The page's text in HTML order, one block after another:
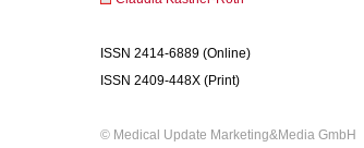
ISSN 2414-6889 (Online)
ISSN 2409-448X (Print)
© Medical Update Marketing&Media GmbH